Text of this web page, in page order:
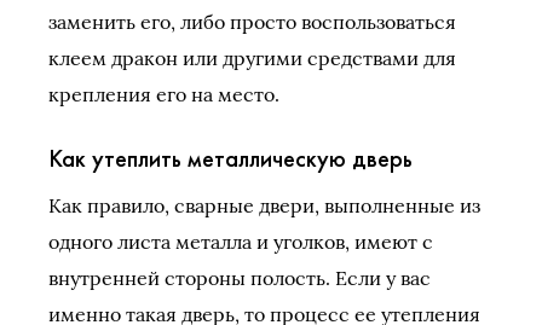
заменить его, либо просто воспользоваться
клеем дракон или другими средствами для
крепления его на место.
Как утеплить металлическую дверь
Как правило, сварные двери, выполненные из
одного листа металла и уголков, имеют с
внутренней стороны полость. Если у вас
именно такая дверь, то процесс ее утепления